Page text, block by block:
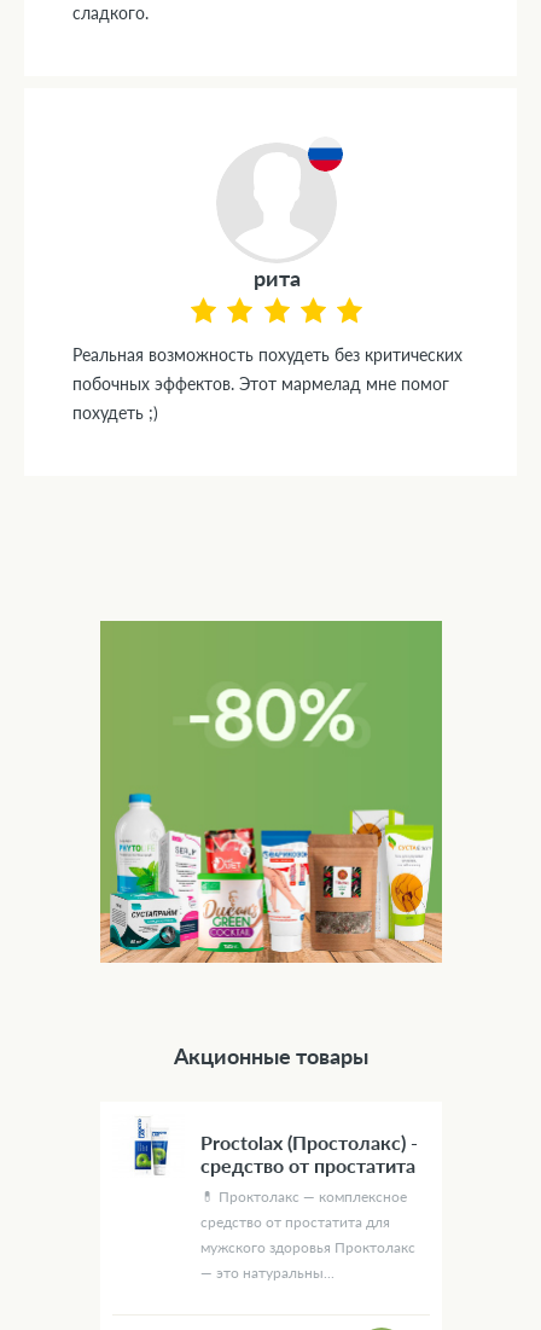
сладкого.
рита
Реальная возможность похудеть без критических
побочных эффектов. Этот мармелад мне помог
похудеть ;)
Акционные товары
Proctolax (Простолакс) -
средство от простатита
💊 Проктолакс — комплексное
средство от простатита для
мужского здоровья Проктолакс
— это натуральны...